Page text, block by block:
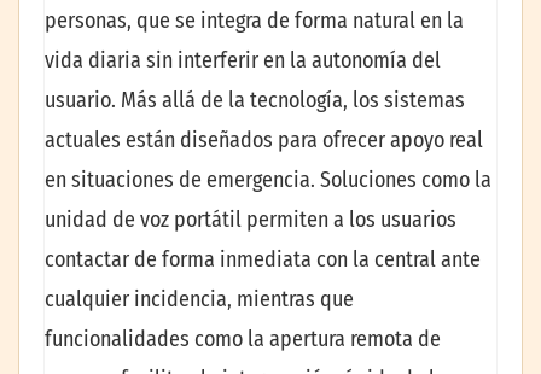
personas, que se integra de forma natural en la
vida diaria sin interferir en la autonomía del
usuario. Más allá de la tecnología, los sistemas
actuales están diseñados para ofrecer apoyo real
en situaciones de emergencia. Soluciones como la
unidad de voz portátil permiten a los usuarios
contactar de forma inmediata con la central ante
cualquier incidencia, mientras que
funcionalidades como la apertura remota de